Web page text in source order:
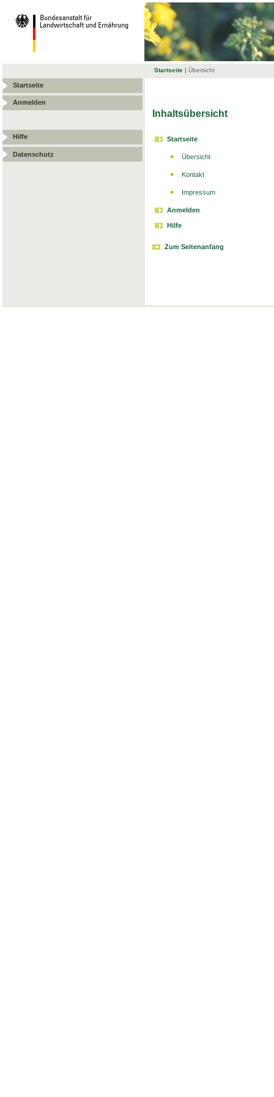
Startseite | Übersicht
Startseite
Anmelden
Hilfe
Datenschutz
Inhaltsübersicht
Startseite
Übersicht
Kontakt
Impressum
Anmelden
Hilfe
Zum Seitenanfang